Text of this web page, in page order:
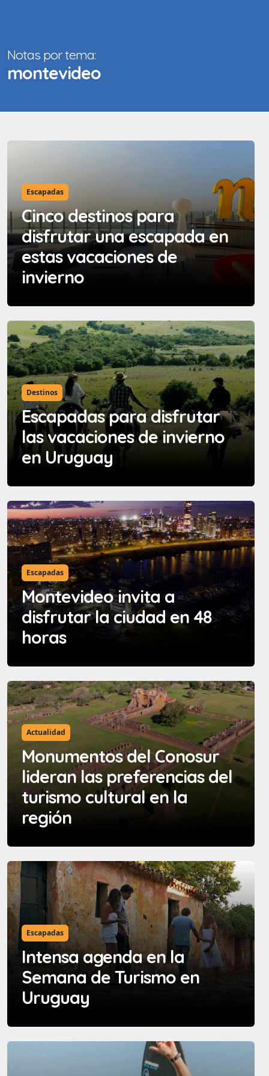
Notas por tema:
montevideo
Escapadas
Cinco destinos para
disfrutar una escapada en
estas vacaciones de
invierno
Destinos
Escapadas para disfrutar
las vacaciones de invierno
en Uruguay
Escapadas
Montevideo invita a
disfrutar la ciudad en 48
horas
Actualidad
Monumentos del Conosur
lideran las preferencias del
turismo cultural en la
región
Escapadas
Intensa agenda en la
Semana de Turismo en
Uruguay